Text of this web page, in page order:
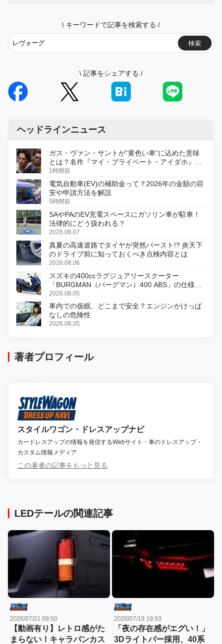
\ キーワードで記事を検索する /
検索
\ 記事をシェアする /
ヘッドラインニュース
ガス・ヴァン・サントが“黄色い車”に込めた意味
とは？名作『マイ・プライベート・アイダホ』が
初のデジタルリマスター版で復活
1時間前
電気自動車(EV)の補助金って？2026年の金額の目
安や申請方法を解説
5時間前
SAやPAのEV充電スペースにガソリン車が駐車！
法律的にどう扱われる？
2026.08.07
真夏の高速道路でタイヤが突然バースト!? 炎天下
のドライブ前に知っておくべき点検内容とは
2026.08.06
スズキの400ccラグジュアリースクーター
「BURGMAN（バーグマン）400 ABS」の仕様を
変更し、8月18日に発売
2026.08.05
車内での仮眠、どこまで安全？エンジンかけっぱ
なしの危険性
2026.08.05
著者プロフィール
スタイルワゴン・ドレスアップナビ
カードレスアップの情報を発信するWebサイト・車のドレスアップ・
カスタム情報メディア
この著者の記事をもっと見る
LEDテールの関連記事
2026/07/21 09:50
【動画有り】レトロ感がた
まらない！キャラバンカス
2026/07/19 19:03
「夜の存在感がエグい！」
3Dライトバー採用、40系